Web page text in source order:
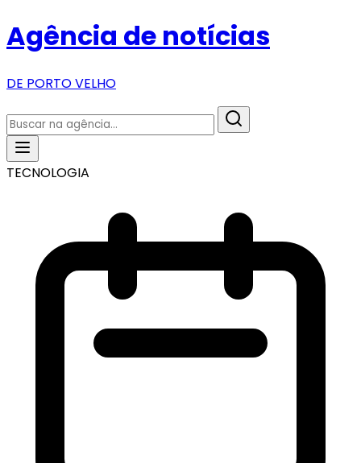
Agência de notícias
DE PORTO VELHO
TECNOLOGIA